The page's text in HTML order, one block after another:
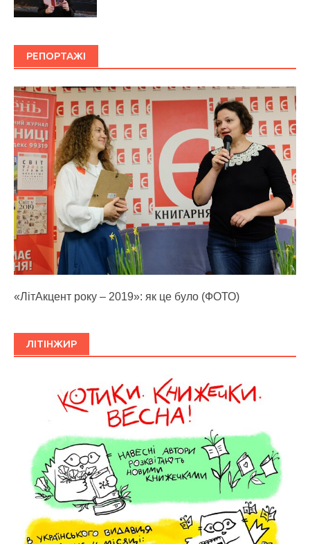
РЕПОРТАЖІ
«ЛітАкцент року – 2019»: як це було (ФОТО)
ЛІТІНЖИР